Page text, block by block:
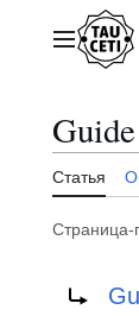
содержанию
Главное
Статья
Страница-